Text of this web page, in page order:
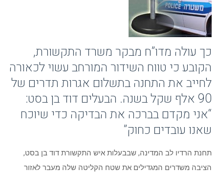
כך עולה מדו”ח מבקר משרד התקשורת,
הקובע כי טווח השידור המורחב עשוי לכאורה
לחייב את התחנה בתשלום אגרות תדרים של
90 אלף שקל בשנה. הבעלים דוד בן בסט:
“אני מקדם בברכה את הבדיקה כדי שיוכח
שאנו עובדים כחוק”
תחנת הרדיו לב המדינה, שבבעלות איש התקשורת דוד בן בסט,
הציבה משדרים המגדילים את שטח הקליטה שלה מעבר לאזור